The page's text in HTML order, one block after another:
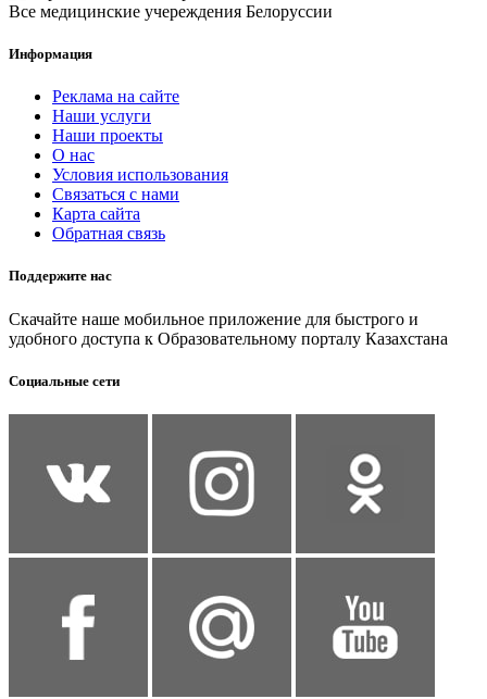
Все медицинские учереждения Белоруссии
Информация
Реклама на сайте
Наши услуги
Наши проекты
О нас
Условия использования
Связаться с нами
Карта сайта
Обратная связь
Поддержите нас
Скачайте наше мобильное приложение для быстрого и
удобного доступа к Образовательному порталу Казахстана
Социальные сети